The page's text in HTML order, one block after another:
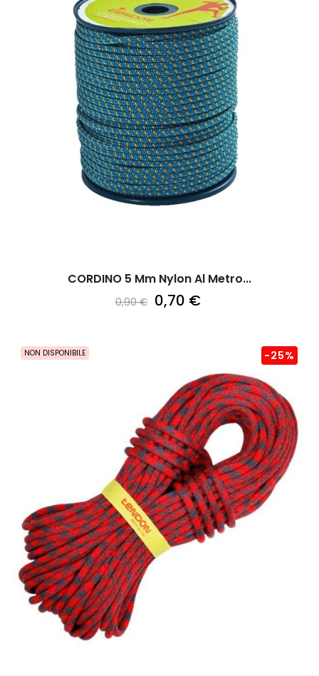
CORDINO 5 Mm Nylon Al Metro...
0,90 € 0,70 €
NON DISPONIBILE -25%